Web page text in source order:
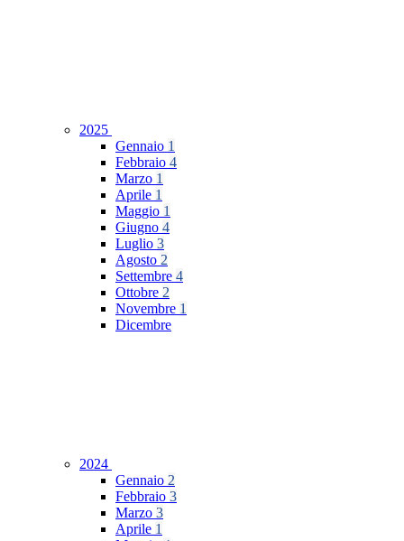
2025
Gennaio 1
Febbraio 4
Marzo 1
Aprile 1
Maggio 1
Giugno 4
Luglio 3
Agosto 2
Settembre 4
Ottobre 2
Novembre 1
Dicembre
2024
Gennaio 2
Febbraio 3
Marzo 3
Aprile 1